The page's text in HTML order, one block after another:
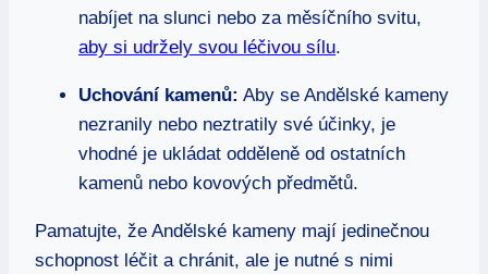
nabíjet na slunci nebo za měsíčního svitu,
aby si udržely svou léčivou sílu.
Uchování kamenů: Aby se Andělské kameny
nezranily nebo neztratily své účinky, je
vhodné je ukládat odděleně od ostatních
kamenů nebo kovových předmětů.
Pamatujte, že Andělské kameny mají jedinečnou
schopnost léčit a chránit, ale je nutné s nimi